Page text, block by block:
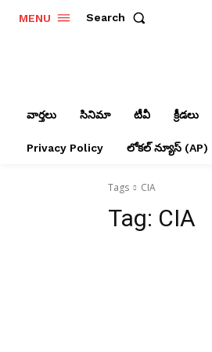
MENU Search
వార్తలు సినిమా టీవీ క్రీడలు
Privacy Policy లోక‌ల్ న్యూస్‌ (AP)
Tags CIA
Tag: CIA